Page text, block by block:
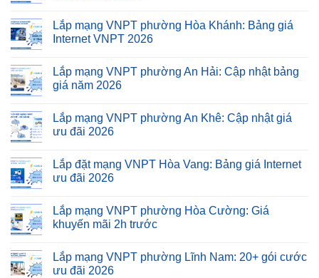
Lắp mạng VNPT phường Hòa Khánh: Bảng giá
Internet VNPT 2026
Lắp mạng VNPT phường An Hải: Cập nhật bảng
giá năm 2026
Lắp mạng VNPT phường An Khê: Cập nhật giá
ưu đãi 2026
Lắp đặt mạng VNPT Hòa Vang: Bảng giá Internet
ưu đãi 2026
Lắp mạng VNPT phường Hòa Cường: Giá
khuyến mãi 2h trước
Lắp mạng VNPT phường Lĩnh Nam: 20+ gói cước
ưu đãi 2026